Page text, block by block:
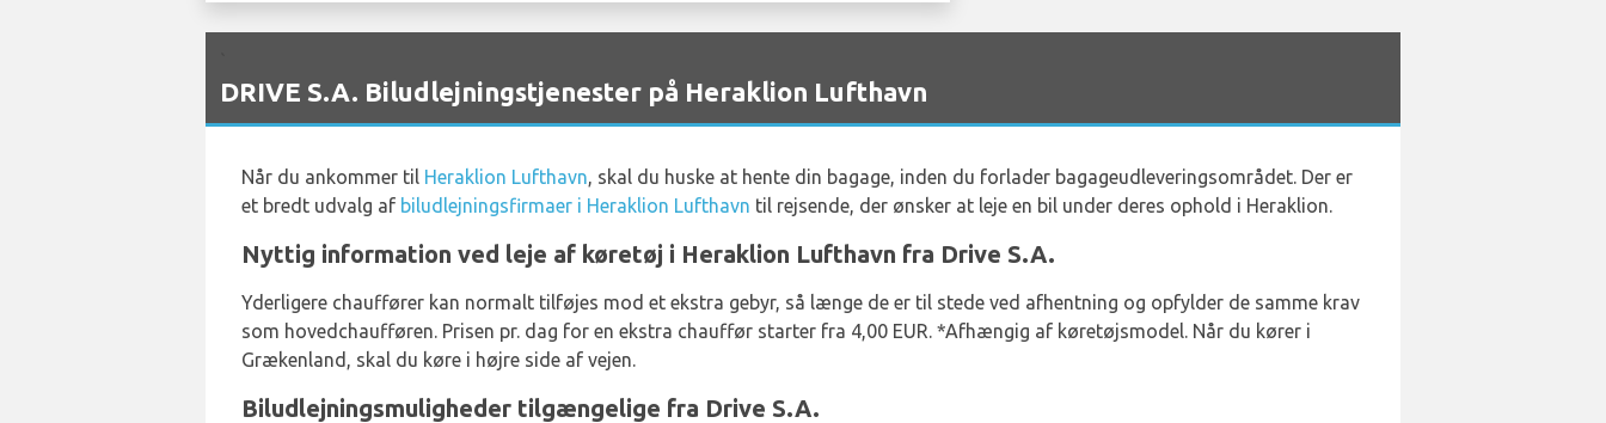
DRIVE S.A. Biludlejningstjenester på Heraklion Lufthavn
Når du ankommer til Heraklion Lufthavn, skal du huske at hente din bagage, inden du forlader bagageudleveringsområdet. Der er
et bredt udvalg af biludlejningsfirmaer i Heraklion Lufthavn til rejsende, der ønsker at leje en bil under deres ophold i Heraklion.
Nyttig information ved leje af køretøj i Heraklion Lufthavn fra Drive S.A.
Yderligere chauffører kan normalt tilføjes mod et ekstra gebyr, så længe de er til stede ved afhentning og opfylder de samme krav
som hovedchaufføren. Prisen pr. dag for en ekstra chauffør starter fra 4,00 EUR. *Afhængig af køretøjsmodel. Når du kører i
Grækenland, skal du køre i højre side af vejen.
Biludlejningsmuligheder tilgængelige fra Drive S.A.